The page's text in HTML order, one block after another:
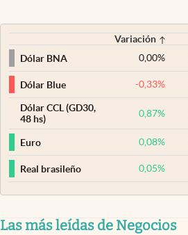
Variación
Dólar BNA
0,00%
Dólar Blue -0,33%
Dólar CCL (GD30,
48 hs)
0,87%
Euro 0,08%
Real brasileño 0,05%
Las más leídas de Negocios